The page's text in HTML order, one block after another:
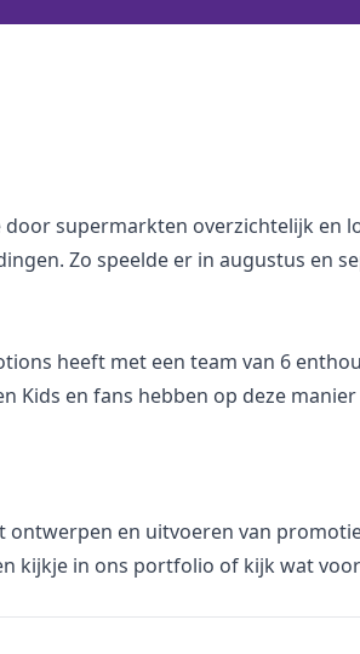
supermarkten overzichtelijk en
Zo speelde er in augustus en
heeft met een team van 6
en fans hebben op deze
en uitvoeren van
kijkje in ons portfolio of kijk wat voor